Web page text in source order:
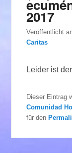
2017
Veröffentlicht
Caritas
Leider ist
Dieser Eintrag
Comunidad
für den